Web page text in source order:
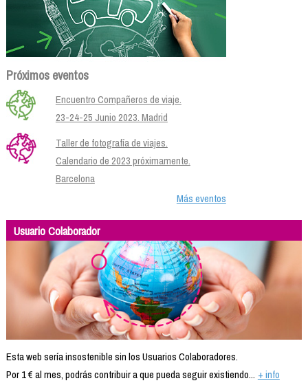
Próximos eventos
Encuentro Compañeros de viaje.
23-24-25 Junio 2023. Madrid
Taller de fotografía de viajes.
Calendario de 2023 próximamente.
Barcelona
Más eventos
Usuario Colaborador
Esta web sería insostenible sin los Usuarios Colaboradores.
Por 1 € al mes, podrás contribuir a que pueda seguir existiendo... + info